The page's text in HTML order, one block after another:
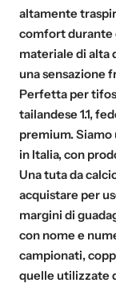
altamente
comfort durante
materiale di alta
una sensazione
Perfetta per
tailandese 1.1,
premium.
in Italia, con
Una tuta da
acquistare per
margini di
con nome e
campionati,
quelle utilizzate